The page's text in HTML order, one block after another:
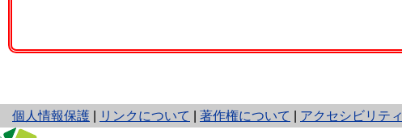
個人情報保護
と
り
リンクについて 著作権について アクセシビリティ